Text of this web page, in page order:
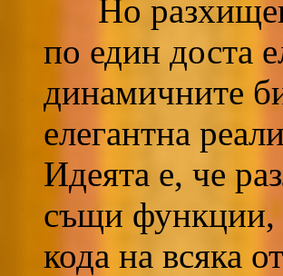
Но
по един доста
динамичните
елегантна
Идеята е, че
същи функции,
кода на всяка